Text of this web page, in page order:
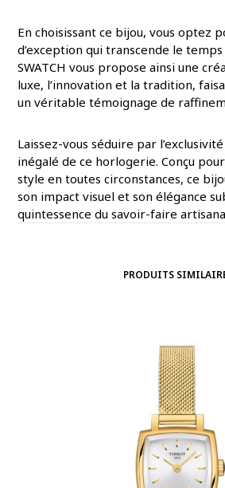
En choisissant ce bijou, vous optez
d’exception qui transcende le
SWATCH vous propose ainsi une
luxe, l’innovation et la tradition,
un véritable témoignage de
Laissez-vous séduire par
inégalé de ce horlogerie. Conçu
style en toutes circonstances, ce
son impact visuel et son élégance
quintessence du savoir-faire
PRODUITS